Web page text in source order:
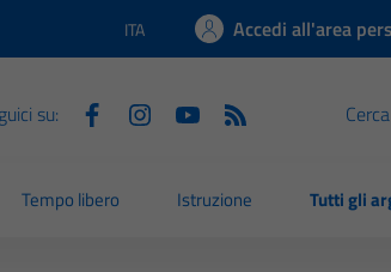
Lingua attiva:
ITA Accedi all'area
su: Cerca
Tempo libero Istruzione Tutti gli